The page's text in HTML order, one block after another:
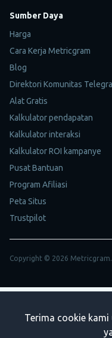
Terima cookie kami
Sumber Daya
Harga
Cara Kerja Metricgram
Blog
Direktori Komunitas
Alat Gratis
Kalkulator pendapatan
Kalkulator interaksi
Kalkulator ROI kampanye
Pusat Bantuan
Program Afiliasi
Peta Situs
Trustpilot
Copyright © 2026